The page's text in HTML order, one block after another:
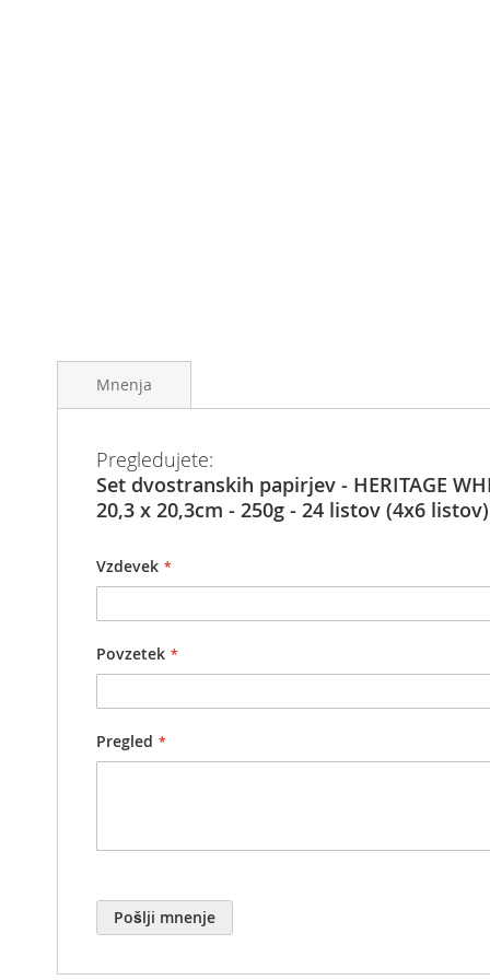
na
začetek
galerije
Mnenja
Pregledujete:
Set dvostranskih papirjev - HERITAGE
20,3 x 20,3cm - 250g - 24 listov (4x6
Vzdevek
Povzetek
Pregled
Pošlji mnenje